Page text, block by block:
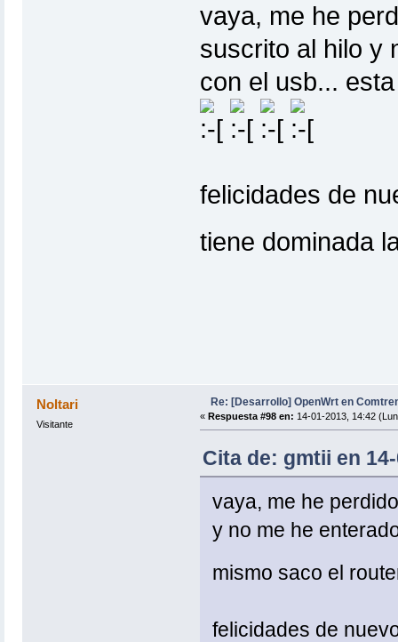
vaya, me he
suscrito al hilo y
con el usb...
felicidades de
tiene dominada
Noltari
Visitante
Re: [Desarrollo] OpenWrt en
« Respuesta #98 en: 14-01-2013, 14:42
Cita de: gmtii en
vaya, me he
y no me he
mismo saco el
felicidades de